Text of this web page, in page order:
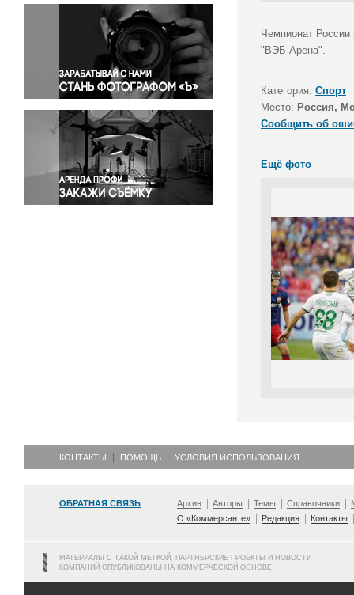
Окружающая среда
Политика
Правосудие
Происшествия и конфликты
Религия
Светская жизнь
Спорт
Экология
Экономика и бизнес
Чемпионат
"ВЭБ Арена".
Категория: Спорт
Место: Россия,
Сообщить об
Ещё фото
КОНТАКТЫ ПОМОЩЬ УСЛОВИЯ ИСПОЛЬЗОВАНИЯ
ОБРАТНАЯ СВЯЗЬ Архив Авторы Темы Справочники
О «Коммерсанте»
Редакция Контакты
МАТЕРИАЛЫ С ТАКОЙ МЕТКОЙ, ПАРТНЕРСКИЕ ПРОЕКТЫ И НОВОСТИ
КОМПАНИЙ ОПУБЛИКОВАНЫ НА КОММЕРЧЕСКОЙ ОСНОВЕ